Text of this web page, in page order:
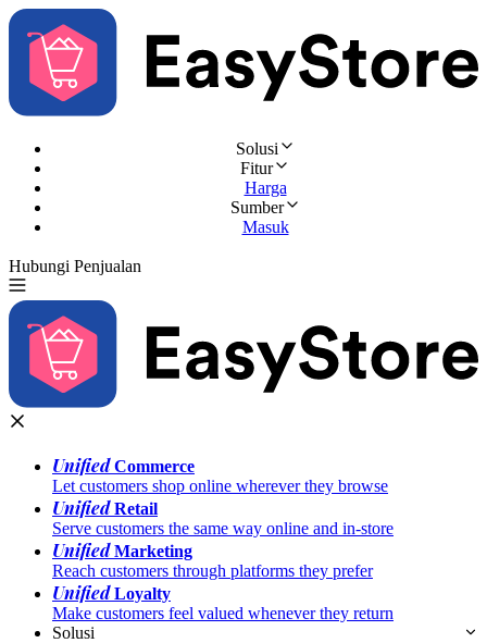
Solusi
Fitur
Harga
Sumber
Masuk
Hubungi Penjualan
UnifiedCommerce
Let customers shop online wherever they browse
UnifiedRetail
Serve customers the same way online and in-store
UnifiedMarketing
Reach customers through platforms they prefer
UnifiedLoyalty
Make customers feel valued whenever they return
Solusi